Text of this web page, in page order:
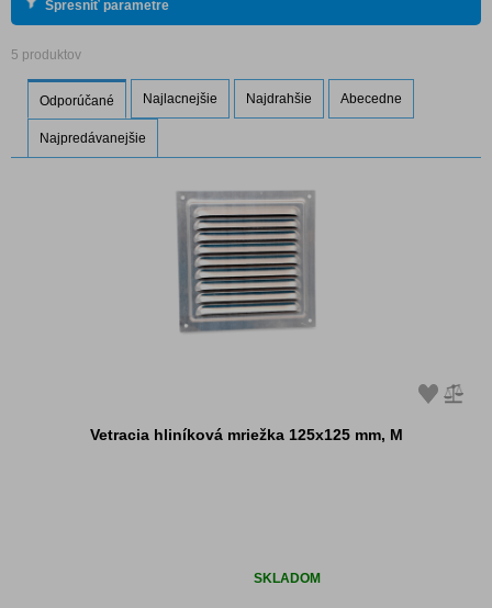
Spresniť parametre
5 produktov
Odporúčané Najlacnejšie Najdrahšie Abecedne
Najpredávanejšie
Vetracia hliníková mriežka 125x125 mm, M
SKLADOM